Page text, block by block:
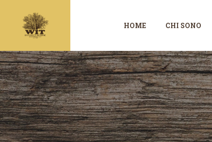
contenuto
HOME CHI SONO